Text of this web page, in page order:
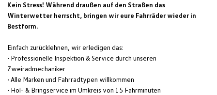
Kein Stress! Während draußen auf den Straßen das
Winterwetter herrscht, bringen wir eure Fahrräder wieder in
Bestform.
Einfach zurücklehnen, wir erledigen das:
• Professionelle Inspektion & Service durch unseren
Zweiradmechaniker
• Alle Marken und Fahrradtypen willkommen
• Hol- & Bringservice im Umkreis von 15 Fahrminuten